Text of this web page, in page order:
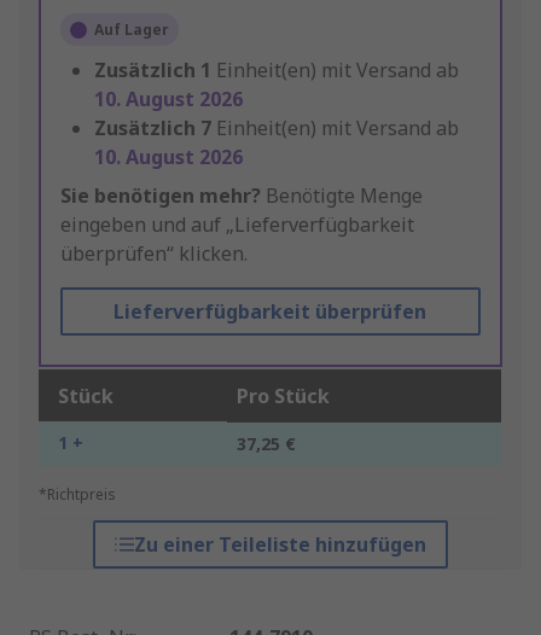
Auf Lager
Zusätzlich 1 Einheit(en) mit Versand ab
10. August 2026
Zusätzlich 7 Einheit(en) mit Versand ab
10. August 2026
Sie benötigen mehr? Benötigte Menge
eingeben und auf „Lieferverfügbarkeit
überprüfen“ klicken.
Lieferverfügbarkeit überprüfen
Stück Pro Stück
1 + 37,25 €
*Richtpreis
Zu einer Teileliste hinzufügen